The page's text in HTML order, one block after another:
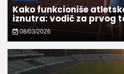
Kako funkcioniše
iznutra: vodič za prvog
08/03/2026